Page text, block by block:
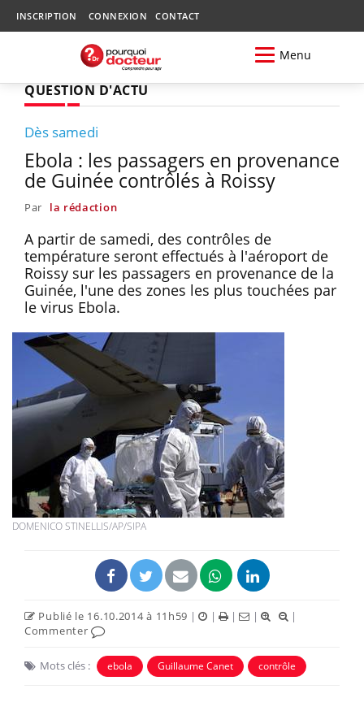
INSCRIPTION CONNEXION CONTACT
Menu
QUESTION D'ACTU
Dès samedi
Ebola : les passagers en provenance
de Guinée contrôlés à Roissy
Par la rédaction
A partir de samedi, des contrôles de
température seront effectués à l'aéroport de
Roissy sur les passagers en provenance de la
Guinée, l'une des zones les plus touchées par
le virus Ebola.
DOMENICO STINELLIS/AP/SIPA
Publié le 16.10.2014 à 11h59 | | | |
|
Commenter
Mots clés : ebola Guillaume Canet contrôle